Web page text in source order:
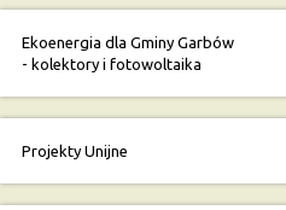
Ekoenergia dla Gminy Garbów
- kolektory i fotowoltaika
Projekty Unijne